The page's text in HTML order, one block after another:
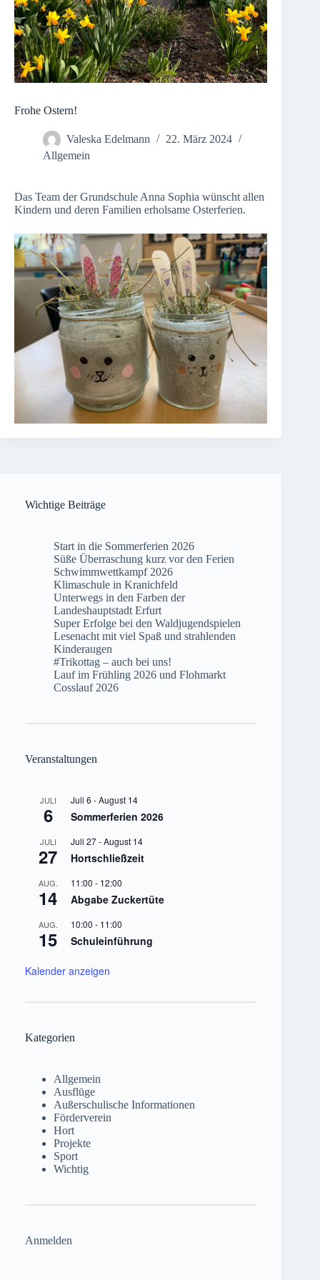
Frohe Ostern!
Valeska Edelmann
22. März 2024
Allgemein
Das Team der Grundschule Anna Sophia wünscht allen
Kindern und deren Familien erholsame Osterferien.
Wichtige Beiträge
Start in die Sommerferien 2026
Süße Überraschung kurz vor den Ferien
Schwimmwettkampf 2026
Klimaschule in Kranichfeld
Unterwegs in den Farben der
Landeshauptstadt Erfurt
Super Erfolge bei den Waldjugendspielen
Lesenacht mit viel Spaß und strahlenden
Kinderaugen
#Trikottag – auch bei uns!
Lauf im Frühling 2026 und Flohmarkt
Cosslauf 2026
Veranstaltungen
JULI
6
Juli 6 -August 14
Sommerferien 2026
JULI
27
Juli 27-August 14
Hortschließzeit
AUG.
14
11:00 - 12:00
Abgabe Zuckertüte
AUG.
15
10:00 - 11:00
Schuleinführung
Kalender anzeigen
Kategorien
Allgemein
Ausflüge
Außerschulische Informationen
Förderverein
Hort
Projekte
Sport
Wichtig
Anmelden